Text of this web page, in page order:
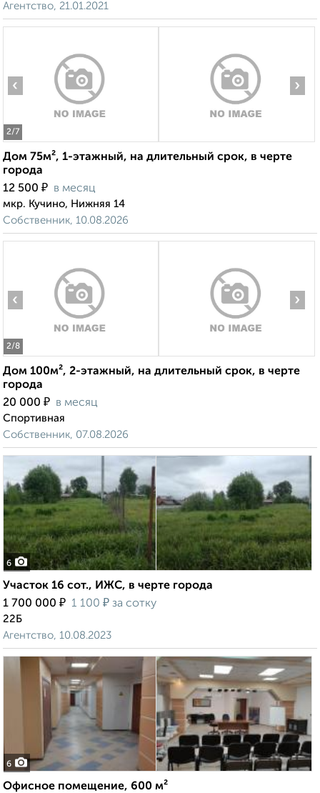
Агентство, 21.01.2021
2/7
‹ ›
Дом 75м², 1-этажный, на длительный срок, в черте
города
12 500 ₽ в месяц
мкр. Кучино, Нижняя 14
Собственник, 10.08.2026
2/8
‹ ›
Дом 100м², 2-этажный, на длительный срок, в черте
города
20 000 ₽ в месяц
Спортивная
Собственник, 07.08.2026
6
Участок 16 сот., ИЖС, в черте города
1 700 000 ₽ 1 100 ₽ за сотку
22Б
Агентство, 10.08.2023
6
Офисное помещение, 600 м²